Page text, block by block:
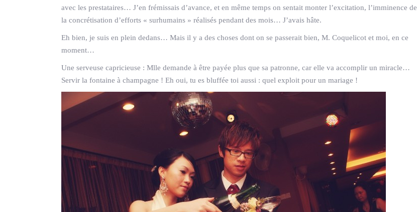
avec les prestataires… J’en frémissais d’avance, et en même temps on sentait monter l’excitation, l’imminence de
la concrétisation d’efforts « surhumains » réalisés pendant des mois… J’avais hâte.
Eh bien, je suis en plein dedans… Mais il y a des choses dont on se passerait bien, M. Coquelicot et moi, en ce
moment…
Une serveuse capricieuse : Mlle demande à être payée plus que sa patronne, car elle va accomplir un miracle…
Servir la fontaine à champagne ! Eh oui, tu es bluffée toi aussi : quel exploit pour un mariage !